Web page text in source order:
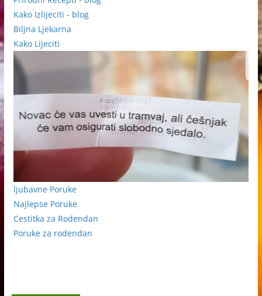
Kako Izlijeciti - blog
Biljna Ljekarna
Kako Lijeciti
ljubavne Poruke
Najlepse Poruke
Cestitka za Rodendan
Poruke za rodendan